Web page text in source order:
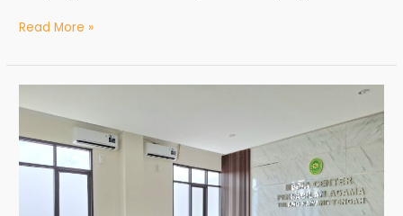
Read More »
Antarbagian:
Penting
dalam
Pengetahuan
Admin